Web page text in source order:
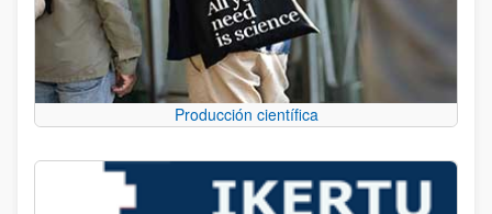
Producción científica